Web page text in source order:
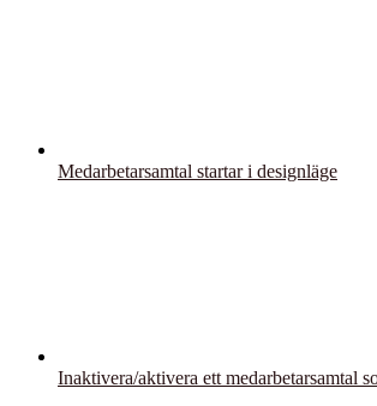
Medarbetarsamtal startar i designläge
Inaktivera/aktivera ett medarbetarsamtal